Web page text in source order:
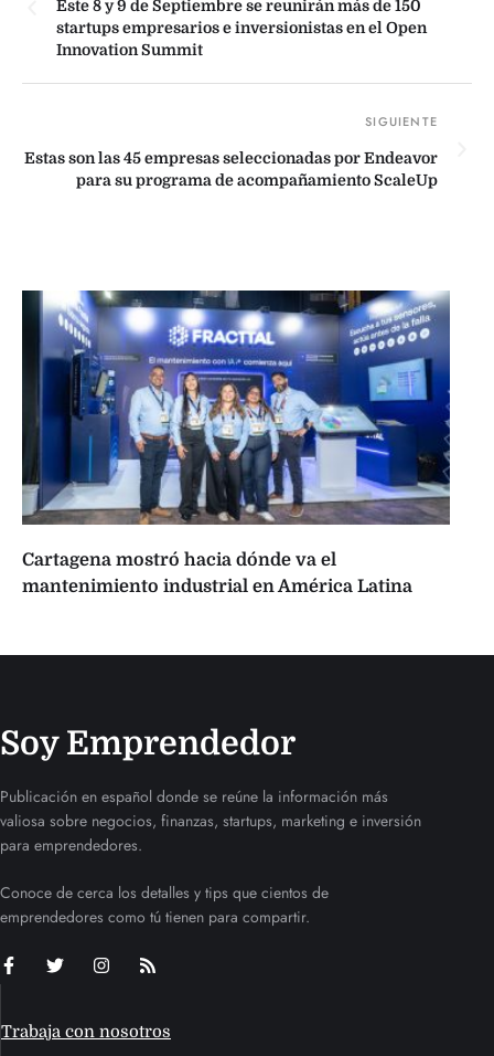
Este 8 y 9 de Septiembre se reunirán más de 150
startups empresarios e inversionistas en el Open
Innovation Summit
Estas son las 45 empresas seleccionadas por Endeavor
para su programa de acompañamiento ScaleUp
Cartagena mostró hacia dónde va el
mantenimiento industrial en América Latina
Soy Emprendedor
Publicación en español donde se reúne la información más
valiosa sobre negocios, finanzas, startups, marketing e inversión
para emprendedores.
Conoce de cerca los detalles y tips que cientos de
emprendedores como tú tienen para compartir.
Trabaja con nosotros